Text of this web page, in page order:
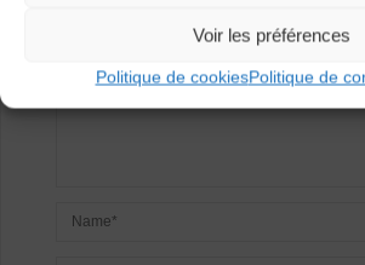
Voir les préférences
Politique de cookiesPolitique de